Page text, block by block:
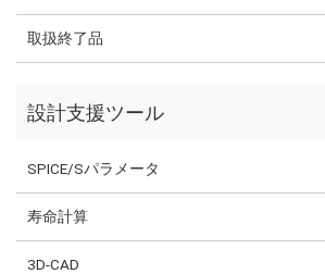
取扱終了品
設計支援ツール
SPICE/Sパラメータ
寿命計算
3D-CAD